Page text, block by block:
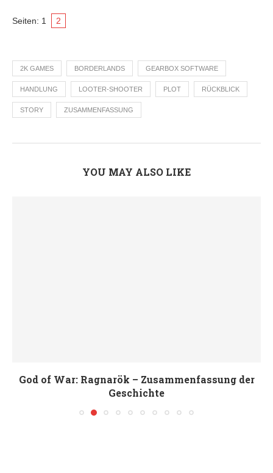
Seiten: 1 2
2K GAMES BORDERLANDS GEARBOX SOFTWARE
HANDLUNG LOOTER-SHOOTER PLOT RÜCKBLICK
STORY ZUSAMMENFASSUNG
YOU MAY ALSO LIKE
God of War: Ragnarök – Zusammenfassung der
Geschichte